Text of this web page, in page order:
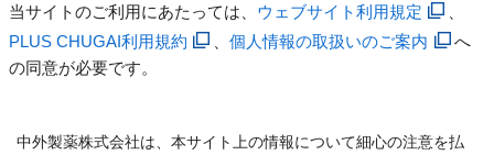
当サイトのご利用にあたっては、 ウェブサイト利用規定
PLUS CHUGAI利用規約
、個人情報の取扱いのご案内
へ
の同意が必要です。
中外製薬株式会社は、本サイト上の情報について細心の注意を払